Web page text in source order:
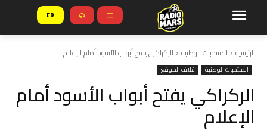
FR
الرئيسية المنتخبات الوطنية الركراكي يفتح أبواب الأسود أمام الإعلام
المنتخبات الوطنية غلاف الموقع
الركراكي يفتح أبواب الأسود أمام
الإعلام